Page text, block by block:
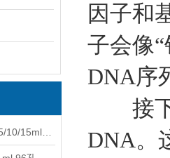
因子和
子会像
DNA序
接下
DNA。